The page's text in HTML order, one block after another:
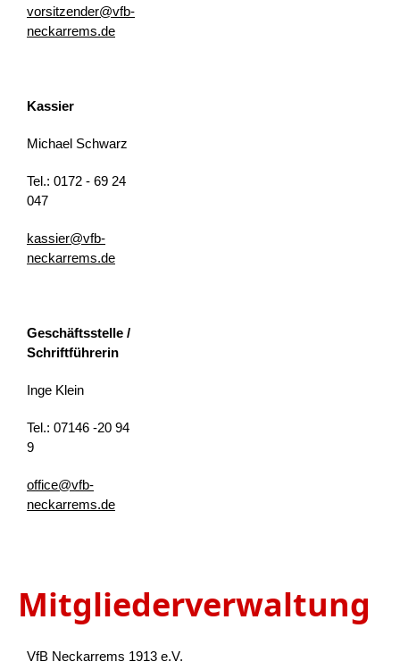
vorsitzender@vfb-
neckarrems.de
Kassier
Michael Schwarz
Tel.: 0172 - 69 24
047
kassier@vfb-
neckarrems.de
Geschäftsstelle /
Schriftführerin
Inge Klein
Tel.: 07146 -20 94
9
office@vfb-
neckarrems.de
Mitgliederverwaltung
VfB Neckarrems 1913 e.V.